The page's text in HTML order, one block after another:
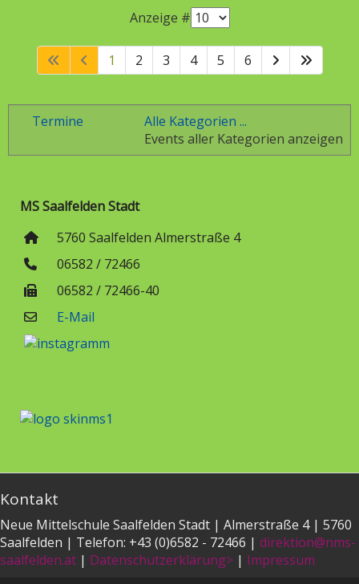
Anzeige #
1 2 3 4 5 6
Termine
Alle Kategorien ...
Events aller Kategorien anzeigen
MS Saalfelden Stadt
5760 Saalfelden Almerstraße 4
06582 / 72466
06582 / 72466-40
E-Mail
Kontakt
Neue Mittelschule Saalfelden Stadt | Almerstraße 4 | 5760
Saalfelden | Telefon: +43 (0)6582 - 72466 | direktion@nms-
saalfelden.at | Datenschutzerklärung> | Impressum